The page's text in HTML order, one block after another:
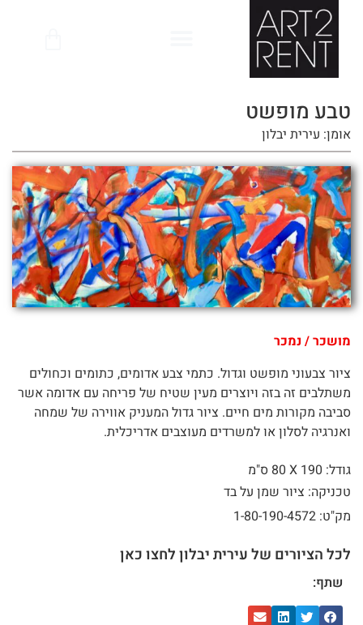
טבע מופשט
אומן: עירית יבלון
מושכר / נמכר
ציור צבעוני מופשט וגדול. כתמי צבע אדומים, כתומים וכחולים
משתלבים זה בזה ויוצרים מעין שטיח של פריחה עם אדומה אשר
סביבה מקורות מים חיים. ציור גדול המעניק אווירה של שמחה
ואנרגיה לסלון או למשרדים מעוצבים אדריכלית.
גודל: 190 X
80 ס"מ
טכניקה: ציור שמן על בד
מק"ט: 1-80-190-4572
לכל הציורים של עירית יבלון לחצו כאן
שתף: